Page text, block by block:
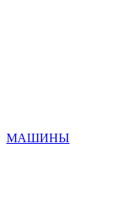
МАШИНЫ